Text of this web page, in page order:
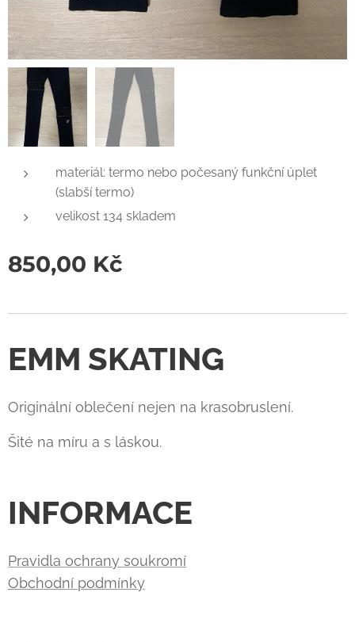
materiál: termo nebo počesaný funkční úplet
(slabší termo)
velikost 134 skladem
850,00 Kč
EMM SKATING
Originální oblečení nejen na krasobruslení.
Šité na míru a s láskou.
INFORMACE
Pravidla ochrany soukromí
Obchodní podmínky